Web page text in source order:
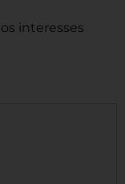
interesses